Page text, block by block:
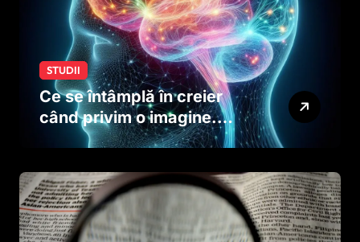
STUDII
Ce se întâmplă în creier
când privim o imagine.
Studiul care explică rolul